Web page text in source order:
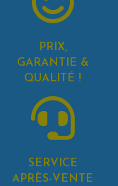
PRIX,
GARANTIE &
QUALITÉ !
SERVICE
APRÈS-VENTE